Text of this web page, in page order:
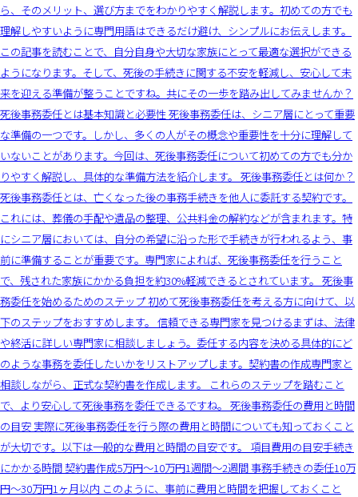
ら、そのメリット、選び方までをわかりやすく解説します。初めての方でも
理解しやすいように専門用語はできるだけ避け、シンプルにお伝えします。
この記事を読むことで、自分自身や大切な家族にとって最適な選択ができる
ようになります。そして、死後の手続きに関する不安を軽減し、安心して未
来を迎える準備が整うことですね。共にその一歩を踏み出してみませんか？
死後事務委任とは基本知識と必要性 死後事務委任は、シニア層にとって重要
な準備の一つです。しかし、多くの人がその概念や重要性を十分に理解して
いないことがあります。今回は、死後事務委任について初めての方でも分か
りやすく解説し、具体的な準備方法を紹介します。 死後事務委任とは何か？
死後事務委任とは、亡くなった後の事務手続きを他人に委託する契約です。
これには、葬儀の手配や遺品の整理、公共料金の解約などが含まれます。特
にシニア層においては、自分の希望に沿った形で手続きが行われるよう、事
前に準備することが重要です。専門家によれば、死後事務委任を行うこと
で、残された家族にかかる負担を約30%軽減できるとされています。 死後事
務委任を始めるためのステップ 初めて死後事務委任を考える方に向けて、以
下のステップをおすすめします。 信頼できる専門家を見つけるまずは、法律
や終活に詳しい専門家に相談しましょう。委任する内容を決める具体的にど
のような事務を委任したいかをリストアップします。契約書の作成専門家と
相談しながら、正式な契約書を作成します。 これらのステップを踏むこと
で、より安心して死後事務を委任できるですね。 死後事務委任の費用と時間
の目安 実際に死後事務委任を行う際の費用と時間についても知っておくこと
が大切です。以下は一般的な費用と時間の目安です。 項目費用の目安手続き
にかかる時間 契約書作成5万円～10万円1週間～2週間 事務手続きの委任10万
円～30万円1ヶ月以内 このように、事前に費用と時間を把握しておくこと